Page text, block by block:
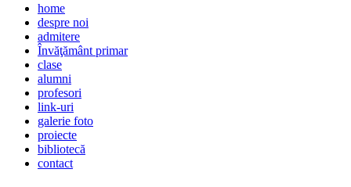
home
despre noi
admitere
Învăţământ primar
clase
alumni
profesori
link-uri
galerie foto
proiecte
bibliotecă
contact